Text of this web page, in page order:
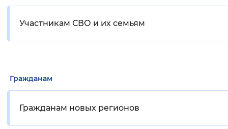
Участникам СВО и их семьям
Гражданам
Гражданам новых регионов